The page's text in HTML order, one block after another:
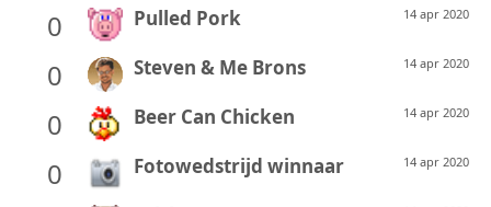
0 14 apr 2020
Pulled Pork
0 14 apr 2020
Steven & Me Brons
0 14 apr 2020
Beer Can Chicken
0 14 apr 2020
Fotowedstrijd winnaar